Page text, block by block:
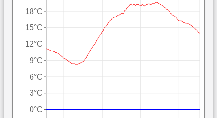
0°C
3°C
6°C
9°C
12°C
15°C
18°C